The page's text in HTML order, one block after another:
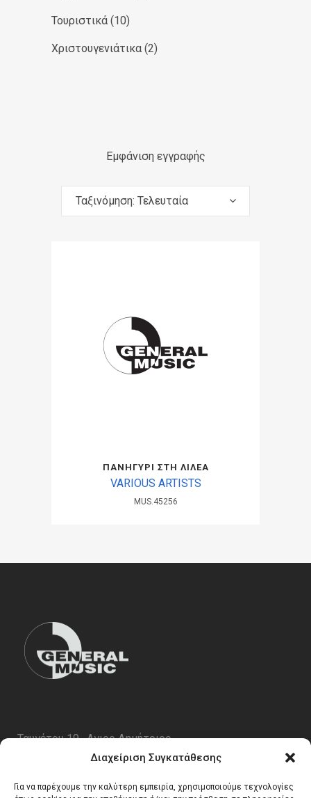
Διαχείριση Συγκατάθεσης
Για να παρέχουμε την καλύτερη εμπειρία, χρησιμοποιούμε τεχνολογίες
Τουριστικά (10)
Χριστουγενιάτικα (2)
Εμφάνιση εγγραφής
Ταξινόμηση: Τελευταία
ΠΑΝΗΓΥΡΙ ΣΤΗ ΛΙΛΕΑ
VARIOUS ARTISTS
MUS.45256
Ταυγέτου 19 , Αγιος Δημήτριος
email:info@generalmusic.gr